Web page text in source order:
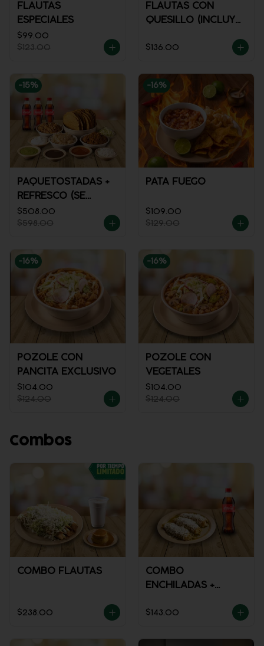
FLAUTAS
ESPECIALES
$99.00
$123.00
FLAUTAS CON
QUESILLO (INCLUYE
SALSA)
$136.00
-15%
PAQUETOSTADAS +
REFRESCO (SE
ENVÍA FRÍO)
$508.00
$598.00
-16%
PATA FUEGO
$109.00
$129.00
-16%
POZOLE CON
PANCITA EXCLUSIVO
$104.00
$124.00
-16%
POZOLE CON
VEGETALES
$104.00
$124.00
Combos
COMBO FLAUTAS
$238.00
COMBO
ENCHILADAS +
$143.00